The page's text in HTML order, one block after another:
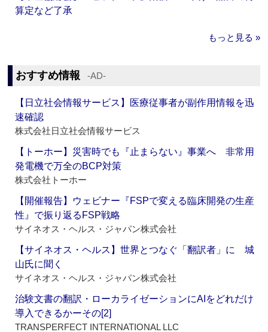
算定など了承
もっと見る »
おすすめ情報 ‐AD‐
【日立社会情報サービス】医療従事者が副作用情報を迅
速確認
株式会社日立社会情報サービス
【トーホー】災害時でも『止まらない』事業へ 非常用
発電機で万全のBCP対策
株式会社トーホー
【開催報告】ウェビナー『FSPで変える臨床開発の生産
性』で振り返るFSP戦略
サイネオス・ヘルス・ジャパン株式会社
【サイネオス・ヘルス】世界とつなぐ「翻訳者」に 城
山氏に聞く
サイネオス・ヘルス・ジャパン株式会社
治験文書の翻訳・ローカライゼーションにAIをどれだけ
導入できるかーその[2]
TRANSPERFECT INTERNATIONAL LLC